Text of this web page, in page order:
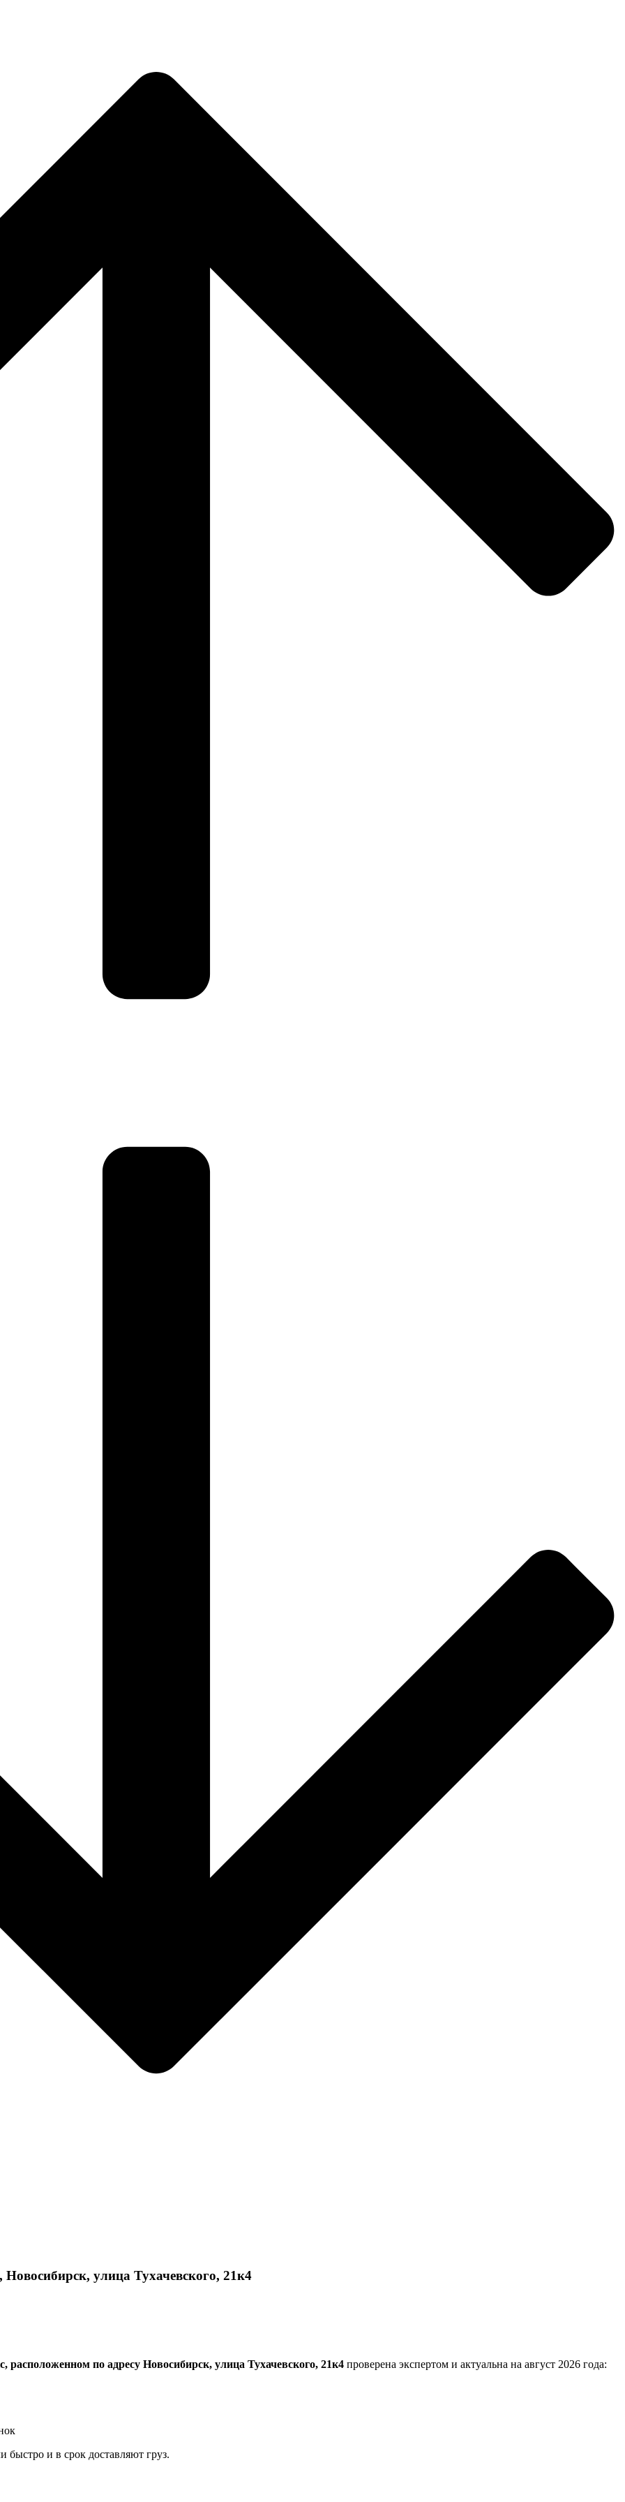
улица Тухачевского, 21к4
расположенном по адресу Новосибирск, улица Тухачевского, 21к4 проверена экспертом и актуальна на август 2026 года:
быстро и в срок доставляют груз.